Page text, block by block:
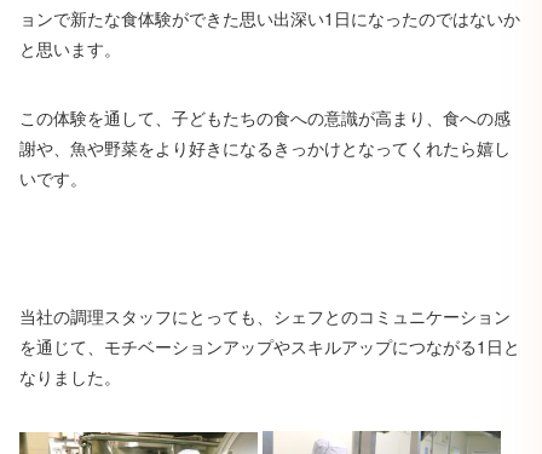
ョンで新たな食体験ができた思い出深い1日になったのではないか
と思います。
この体験を通して、子どもたちの食への意識が高まり、食への感
謝や、魚や野菜をより好きになるきっかけとなってくれたら嬉し
いです。
当社の調理スタッフにとっても、シェフとのコミュニケーション
を通じて、モチベーションアップやスキルアップにつながる1日と
なりました。